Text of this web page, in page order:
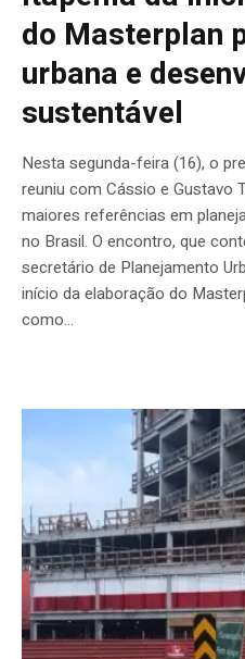
do Masterplan
urbana e
sustentável
Nesta segunda-feira (16), o
reuniu com Cássio e Gustavo
maiores referências em
no Brasil. O encontro, que
secretário de Planejamento
início da elaboração do
como...